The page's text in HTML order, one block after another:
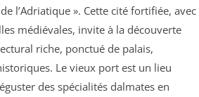
l’Adriatique ». Cette cité fortifiée, avec
médiévales, invite à la découverte
riche, ponctué de palais,
Le vieux port est un lieu
des spécialités dalmates en